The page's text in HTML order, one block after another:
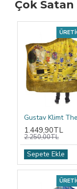
Çok
1.449,90TL
2.250,00TL
Sepete Ekle